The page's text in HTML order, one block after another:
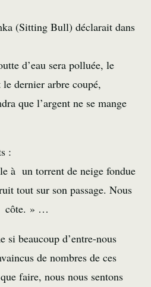
(Sitting Bull) déclarait dans
d’eau sera polluée, le
dernier arbre coupé,
que l’argent ne se mange
:
à un torrent de neige fondue
tout sur son passage. Nous
côte. » …
si beaucoup d’entre-nous
de nombres de ces
faire, nous nous sentons